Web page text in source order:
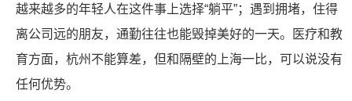
越来越多的年轻人在这件事上选择“躺平”；遇到拥堵，住得
离公司远的朋友，通勤往往也能毁掉美好的一天。医疗和教
育方面，杭州不能算差，但和隔壁的上海一比，可以说没有
任何优势。